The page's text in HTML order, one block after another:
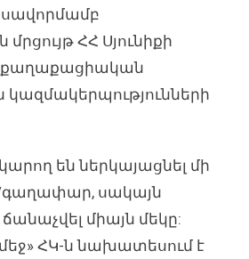
ՀՀ Սյունիքի
քաղաքացիական
են ներկայացնել մի
սակայն
միայն մեկը:
ՀԿ-ն նախատեսում է